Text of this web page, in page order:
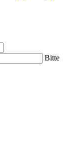
Bitte